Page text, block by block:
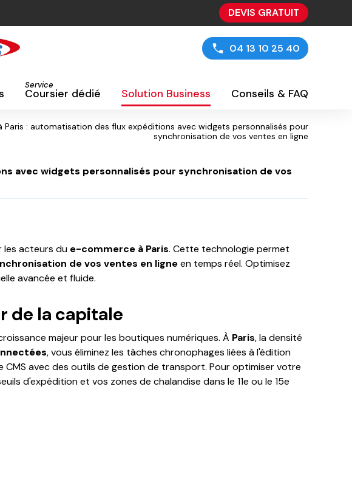
DEVIS GRATUIT
04 13 10 25 40
Service
Coursier dédié Solution Business Conseils & FAQ
: automatisation des flux expéditions avec widgets personnalisés pour
synchronisation de vos ventes en ligne
avec widgets personnalisés pour synchronisation de vos
acteurs du e-commerce à Paris. Cette technologie permet
de vos ventes en ligneen temps réel. Optimisez
avancée et fluide.
de la capitale
majeur pour les boutiques numériques. À Paris, la densité
, vous éliminez les tâches chronophages liées à l'édition
avec des outils de gestion de transport. Pour optimiser votre
d'expédition et vos zones de chalandise dans le 11e ou le 15e